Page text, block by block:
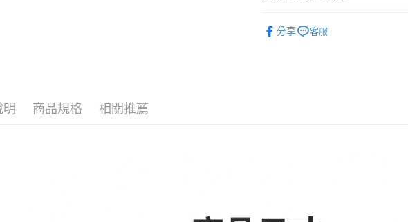
萊爾富取貨付款
宅配(本島)
分享 客服
明 商品規格 相關推薦